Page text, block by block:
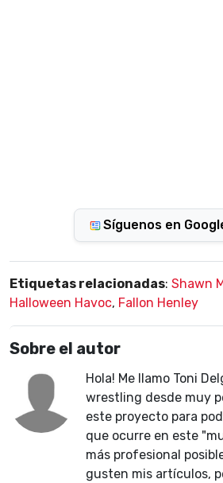
Síguenos en
Etiquetas relacionadas: Shawn
Halloween Havoc, Fallon Henley
Sobre el autor
Hola! Me llamo Toni
wrestling desde muy
este proyecto para
que ocurre en este
más profesional
gusten mis artículos,